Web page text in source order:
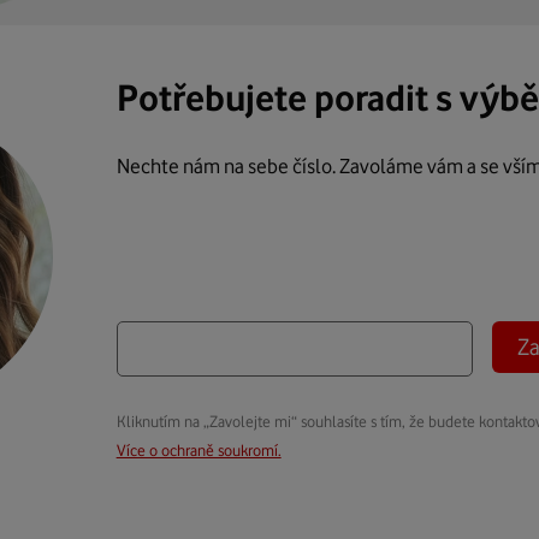
Potřebujete poradit s
Nechte nám na sebe číslo. Zavoláme vám a se
Kliknutím na „Zavolejte mi“ souhlasíte s tím, že budete
Více o ochraně soukromí.